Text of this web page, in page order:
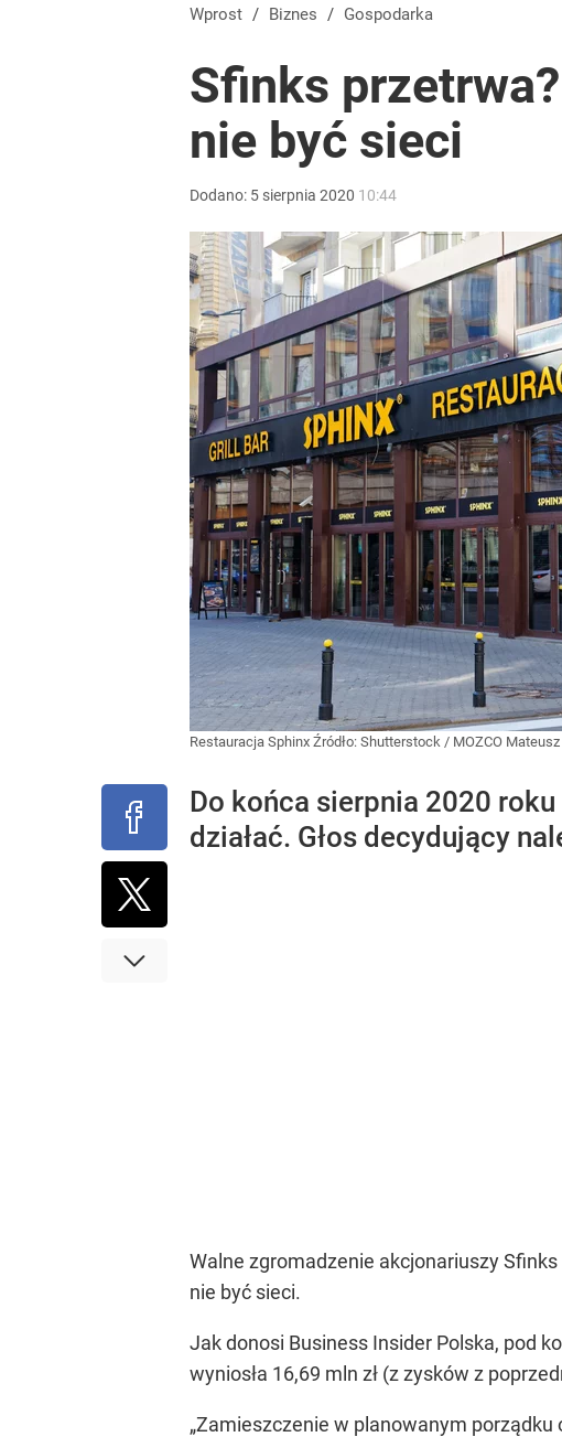
Złoty na plusie. Frank największym przegranym tygodnia
Rząd szykuje nowe emerytury. Świadczenia wzrosną nawet
Temu, Shein i AliExpress już nie takie atrakcyjne. Polaków
Wprost / Biznes / Gospodarka
Sfinks
nie być sieci
Dodano: 5 sierpnia 2020 10:44
Restauracja Sphinx Źródło: Shutterstock / MOZCO
Do końca sierpnia 2020
działać. Głos decydujący
Walne zgromadzenie akcjonariuszy
nie być sieci.
Jak donosi Business Insider Polska, pod
wyniosła 16,69 mln zł (z zysków z
„Zamieszczenie w planowanym